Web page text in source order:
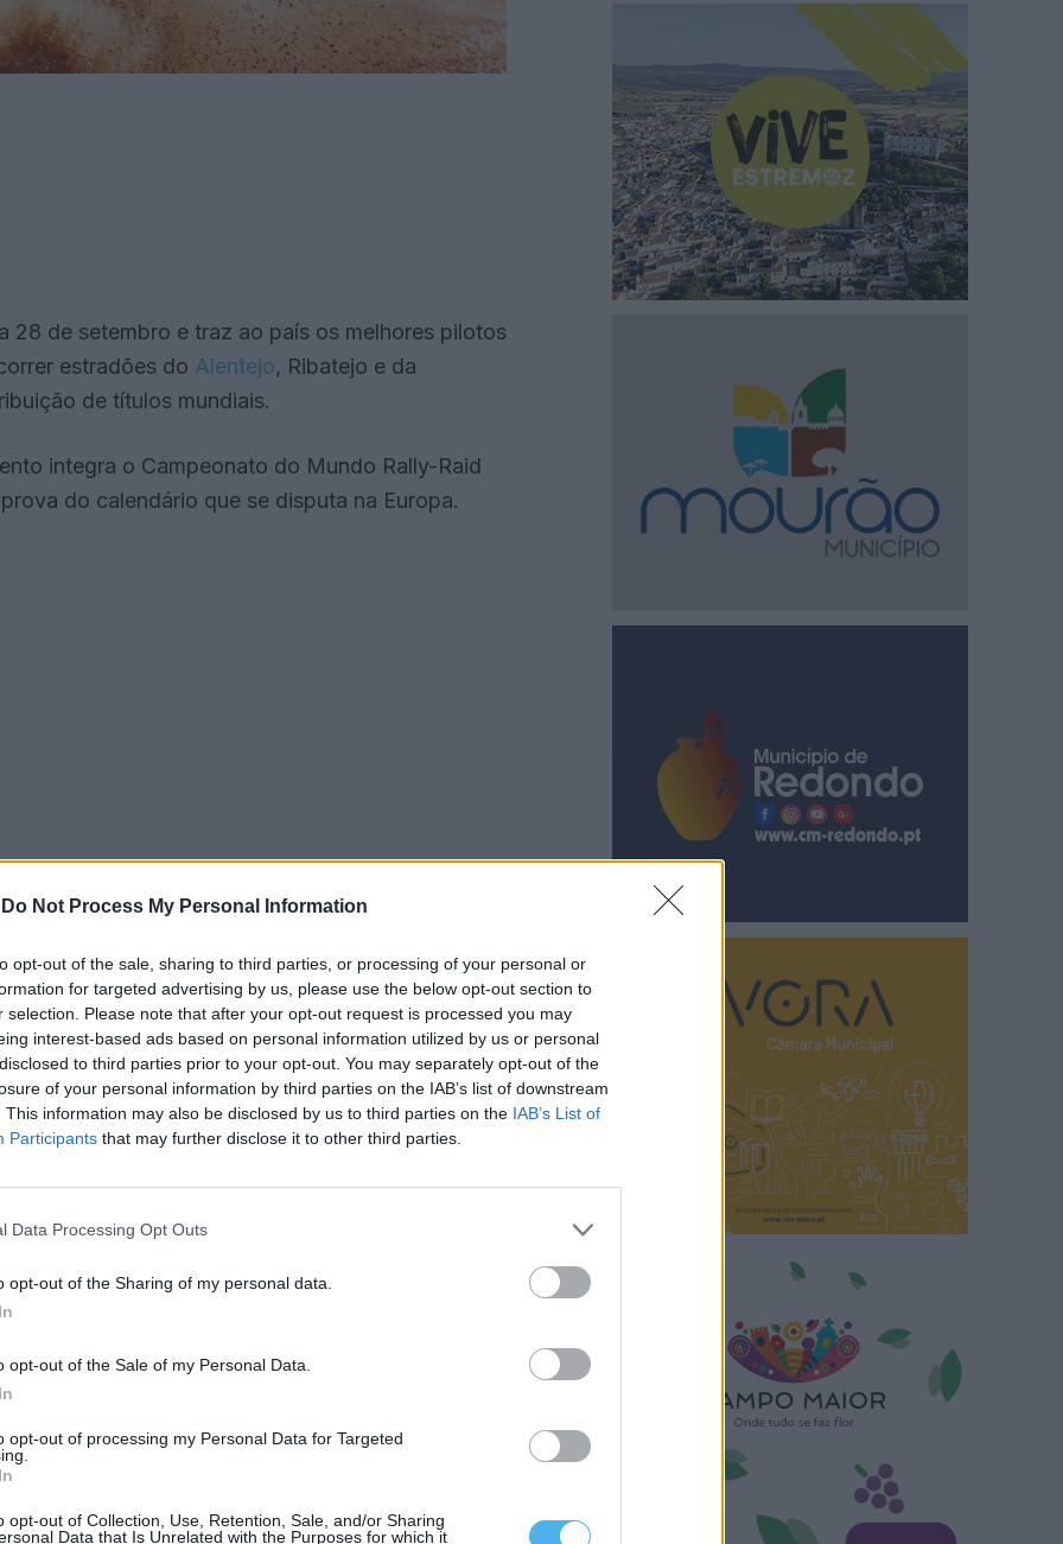
Do Not Process My Personal Information
opt-out of the sale, sharing to third parties, or processing of your personal or
for targeted advertising by us, please use the below opt-out section to
selection. Please note that after your opt-out request is processed you may
interest-based ads based on personal information utilized by us or personal
to third parties prior to your opt-out. You may separately opt-out of the
of your personal information by third parties on the IAB’s list of downstream
This information may also be disclosed by us to third parties on the IAB’s List of
Participants that may further disclose it to other third parties.
Data Processing Opt Outs
opt-out of the Sharing of my personal data.
opt-out of the Sale of my Personal Data.
opt-out of processing my Personal Data for Targeted
opt-out of Collection, Use, Retention, Sale, and/or Sharing
Data that Is Unrelated with the Purposes for which it
28 de setembro e traz ao país os melhores pilotos
estradões do Alentejo, Ribatejo e da
de títulos mundiais.
integra o Campeonato do Mundo Rally-Raid
do calendário que se disputa na Europa.
quais 1.405 cronometrados, mais 40% do que
e cinco etapas, passando por Espanha e
É a primeira vez que a capital recebe
e 52 nas motos, com a presença de nomes que
Nasser Al-Attiyah (Dacia Sandrider)
Loeb e Cristina Gutiérrez, seus colegas de
Henk Lategan, Luca Moraes e Seth Quintero,
Mundo de Bajas em 2024. A Overdrive Racing,
vencedor do Dakar 2025, entre outros
do Raptor T1+. A X-raid participa com três
Francisco Barreto e José Rogeira.